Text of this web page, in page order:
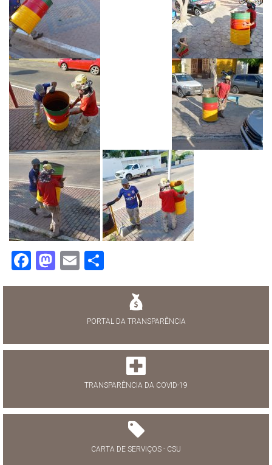
Facebook
Mastodon
Email
PORTAL DA TRANSPARÊNCIA
TRANSPARÊNCIA DA COVID-19
CARTA DE SERVIÇOS - CSU